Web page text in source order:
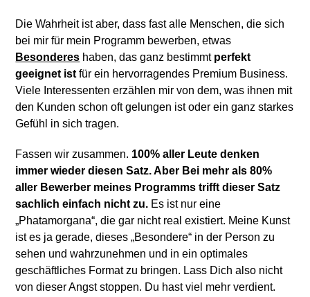
Die Wahrheit ist aber, dass fast alle Menschen, die sich
bei mir für mein Programm bewerben, etwas
Besonderes haben, das ganz bestimmt perfekt
geeignet ist für ein hervorragendes Premium Business.
Viele Interessenten erzählen mir von dem, was ihnen mit
den Kunden schon oft gelungen ist oder ein ganz starkes
Gefühl in sich tragen.
Fassen wir zusammen. 100% aller Leute denken
immer wieder diesen Satz. Aber Bei mehr als 80%
aller Bewerber meines Programms trifft dieser Satz
sachlich einfach nicht zu. Es ist nur eine
„Phatamorgana“, die gar nicht real existiert. Meine Kunst
ist es ja gerade, dieses „Besondere“ in der Person zu
sehen und wahrzunehmen und in ein optimales
geschäftliches Format zu bringen. Lass Dich also nicht
von dieser Angst stoppen. Du hast viel mehr verdient.